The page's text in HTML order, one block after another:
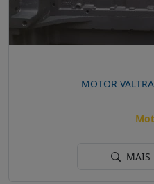
MOTOR
MAIS